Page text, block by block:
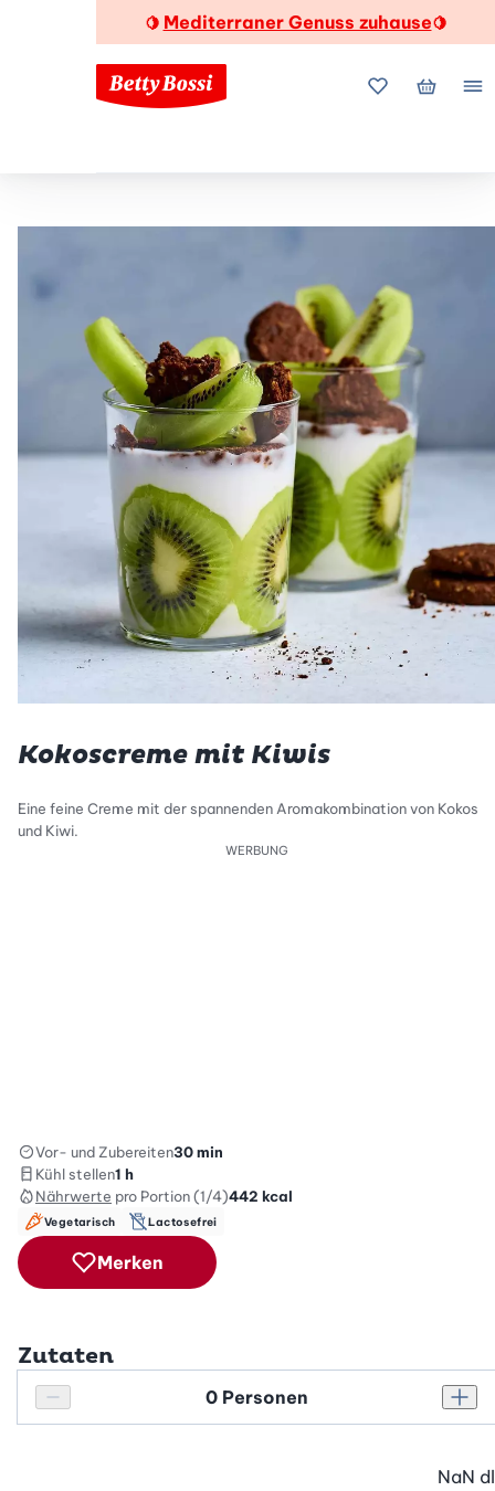
🍋 Mediterraner Genuss zuhause🍋
MeineMein
Kokoscreme mit Kiwis
Eine feine Creme mit der spannenden Aromakombination von Kokos
und Kiwi.
WERBUNG
Vor- und Zubereiten30 min
Kühl stellen1 h
Nährwerte pro Portion (1/4)442 kcal
Vegetarisch Lactosefrei
Merken
Zutaten
Personenanzahl verringern
Personenanzahl
NaN dl